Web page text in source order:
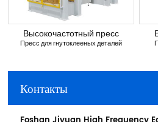
Высокочастотный пресс
Пресс для гнутоклееных деталей
Контакты